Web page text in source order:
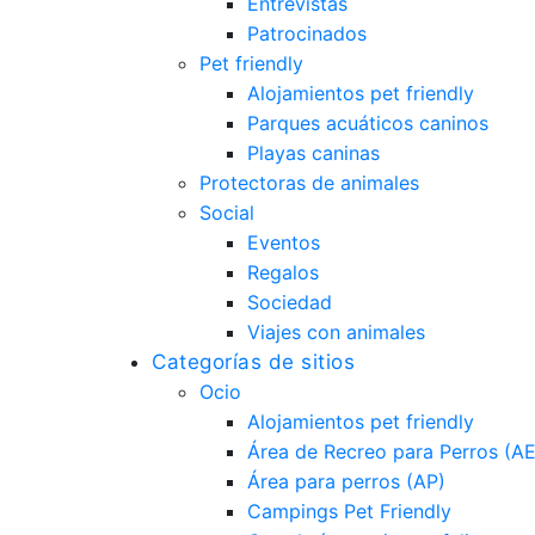
Patrocinados
Pet friendly
Alojamientos pet friendly
Parques acuáticos caninos
Playas caninas
Protectoras de animales
Social
Eventos
Regalos
Sociedad
Viajes con animales
Categorías de sitios
Ocio
Alojamientos pet friendly
Área de Recreo para Perros
Área para perros (AP)
Campings Pet Friendly